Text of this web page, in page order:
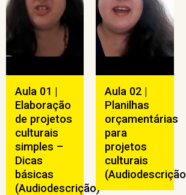
Aula 01 |
Elaboração
de projetos
culturais
simples –
Dicas
básicas
(Audiodescrição)
Aula 02 |
Planilhas
orçamentárias
para
projetos
culturais
(Audiodescrição)